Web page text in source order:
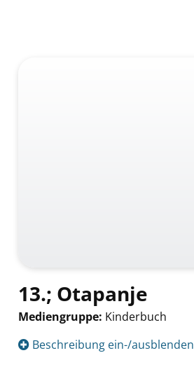
13.; Otapanje
Mediengruppe: Kinderbuch
Beschreibung ein-/ausblenden